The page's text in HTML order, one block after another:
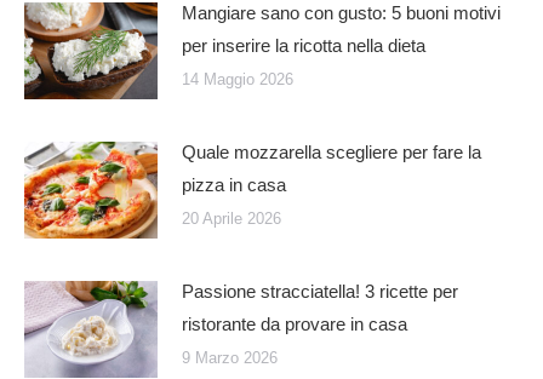
Mangiare sano con gusto: 5 buoni motivi
per inserire la ricotta nella dieta
14 Maggio 2026
Quale mozzarella scegliere per fare la
pizza in casa
20 Aprile 2026
Passione stracciatella! 3 ricette per
ristorante da provare in casa
9 Marzo 2026